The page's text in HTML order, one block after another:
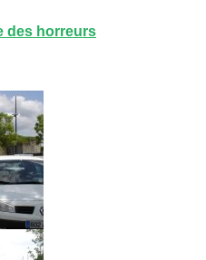
des horreurs